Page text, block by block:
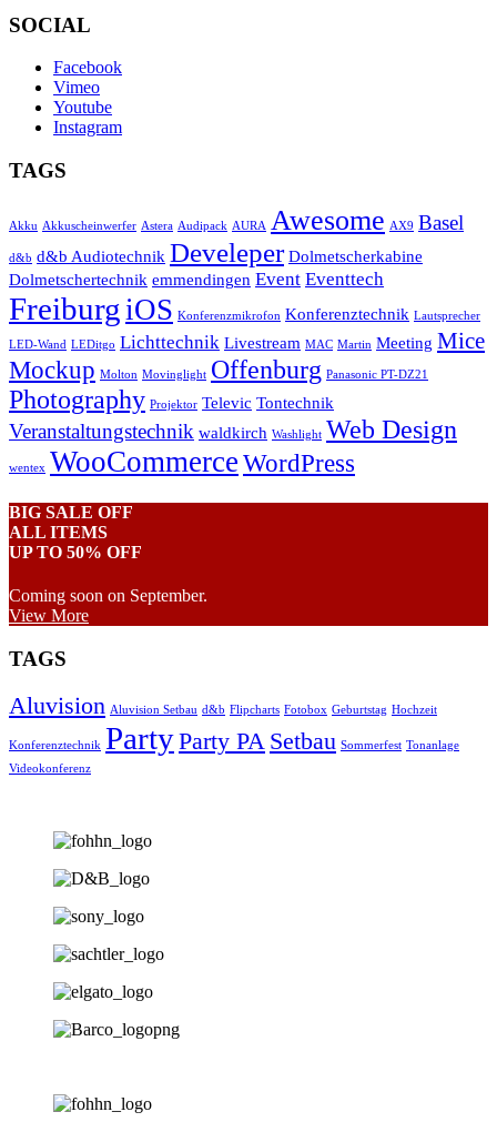
SOCIAL
Facebook
Vimeo
Youtube
Instagram
TAGS
Akku Akkuscheinwerfer Astera Audipack AURA Awesome AX9 Basel
d&b d&b Audiotechnik Develeper Dolmetscherkabine
Dolmetschertechnik emmendingen Event Eventtech
Freiburg iOS Konferenzmikrofon Konferenztechnik Lautsprecher
LED-Wand LEDitgo Lichttechnik Livestream MAC Martin Meeting Mice
Mockup Molton Movinglight Offenburg Panasonic PT-DZ21
Photography Projektor Televic Tontechnik
Veranstaltungstechnik waldkirch Washlight Web Design
wentex WooCommerce WordPress
BIG SALE OFF
ALL ITEMS
UP TO 50% OFF
Coming soon on September.
View More
TAGS
Aluvision Aluvision Setbau d&b Flipcharts Fotobox Geburtstag Hochzeit
Konferenztechnik PartyParty PA Setbau Sommerfest Tonanlage
Videokonferenz